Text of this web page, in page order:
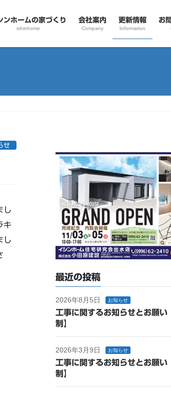
ンホームの家づくり
ishinhome
会社案内
Company
更新情報
Information
お
せ
し
キ
し
最近の投稿
2026年8月5日 お知らせ
工事に関するお知らせとお願い
制】
2026年3月9日 お知らせ
工事に関するお知らせとお願い
制】